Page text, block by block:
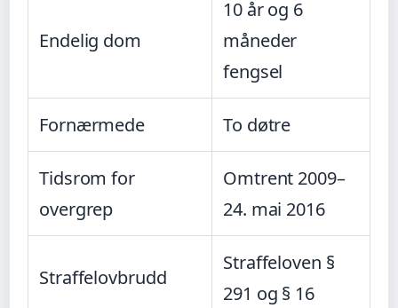
Endelig dom
10 år og 6
måneder
fengsel
Fornærmede To døtre
Tidsrom for
overgrep
Omtrent 2009–
24. mai 2016
Straffelovbrudd
Straffeloven §
291 og § 16